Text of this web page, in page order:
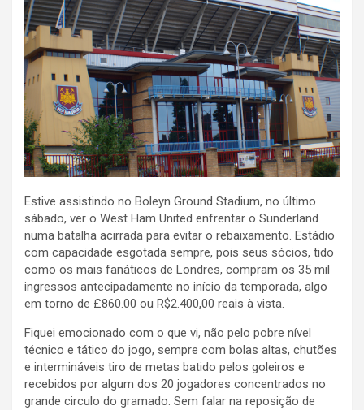
Estive assistindo no Boleyn Ground Stadium, no último
sábado, ver o West Ham United enfrentar o Sunderland
numa batalha acirrada para evitar o rebaixamento. Estádio
com capacidade esgotada sempre, pois seus sócios, tido
como os mais fanáticos de Londres, compram os 35 mil
ingressos antecipadamente no início da temporada, algo
em torno de £860.00 ou R$2.400,00 reais à vista.
Fiquei emocionado com o que vi, não pelo pobre nível
técnico e tático do jogo, sempre com bolas altas, chutões
e intermináveis tiro de metas batido pelos goleiros e
recebidos por algum dos 20 jogadores concentrados no
grande circulo do gramado. Sem falar na reposição de